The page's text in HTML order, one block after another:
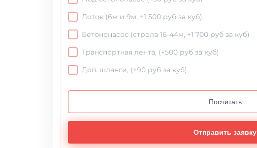
Лоток (6м и 9м, +1 500 руб за куб)
Бетононасос (стрела 16-44м, +1 700 руб за куб)
Транспортная лента, (+500 руб за куб)
Доп. шланги, (+90 руб за куб)
Посчитать
Отправить заявку